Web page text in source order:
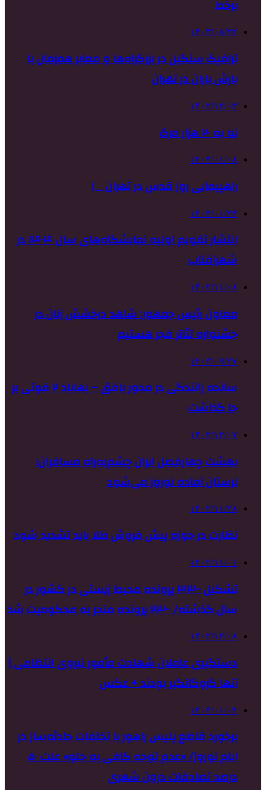
برخط
۱۴۰۳/۰۸/۲۲
ترافیک سنگین در بزرگراه‌ها و معابر همزمان با
بارش باران در تهران
۱۴۰۲/۱۲/۰۳
نه به ۲۰ هزار مرگ
۱۴۰۴/۰۱/۰۸
راهپیمایی روز قدس در تهران _ ۱
۱۴۰۴/۰۱/۲۳
انتشار تقویم اولیه نمایشگاه‌های سال ۱۴۰۴ در
شهرآفتاب
۱۴۰۲/۱۱/۰۸
معاون رئیس جمهور: شاهد درخشش زنان در
جشنواره تئاتر فجر هستیم
۱۴۰۳/۰۹/۲۷
سانحه رانندگی در محور بافق – بهاباد ۲ فوتی بر
جا گذاشت
۱۴۰۲/۱۲/۰۷
بهشت چهارفصل ایران چشم‌به‌راه مسافران؛
لرستان آماده نوروز می‌شود
۱۴۰۲/۱۱/۲۸
نظارت در حوزه پیش فروش طلا باید تشدید شود
۱۴۰۲/۱۱/۰۱
تشکیل ۳۳۰۰ پرونده محیط زیستی در کشور در
سال گذشته/ ۲۳۰۰ پرونده منجر به محکومیت شد
۱۴۰۲/۱۲/۰۸
دستگیری عاملان شهادت مأمور نیروی انتظامی |
آنها گروگانگیر بودند + عکس
۱۴۰۴/۰۱/۰۴
برخورد قاطع پلیس راهور با تخلفات حادثه‌ساز در
ایام نوروز/ «عدم توجه کافی به جلو» علت ۵۰
درصد تصادفات درون شهری